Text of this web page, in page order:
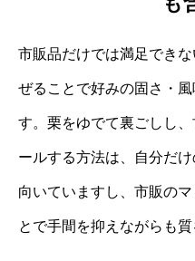
市販品だけでは満足でき
ぜることで好みの固さ・
す。栗をゆでて裏ごしし
ールする方法は、自分だ
向いていますし、市販の
とで手間を抑えながらも